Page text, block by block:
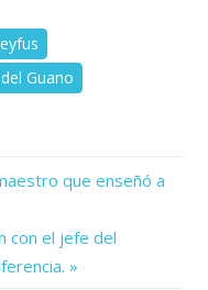
Guano
que enseñó a
con el jefe del